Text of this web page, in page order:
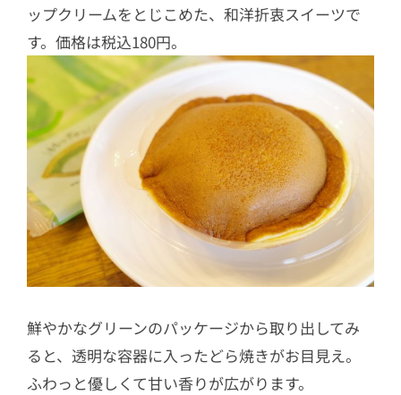
ップクリームをとじこめた、和洋折衷スイーツで
す。価格は税込180円。
鮮やかなグリーンのパッケージから取り出してみ
ると、透明な容器に入ったどら焼きがお目見え。
ふわっと優しくて甘い香りが広がります。